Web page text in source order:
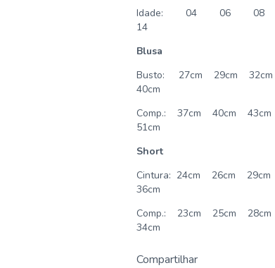
Idade: 04 06 08
14
Blusa
Busto:
27cm 29cm 32cm
40cm
Comp.:
37cm 40cm 43cm
51cm
Short
Cintura: 24cm 26cm 29cm
36cm
Comp.:
23cm 25cm 28cm
34cm
Compartilhar